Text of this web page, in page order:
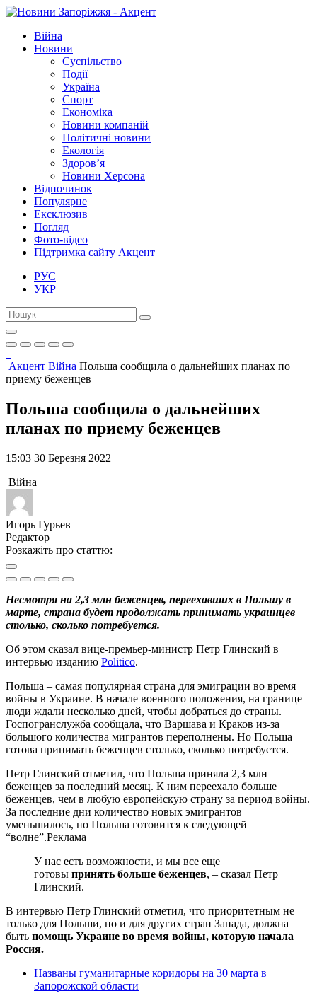
Війна
Новини
Суспільство
Події
Україна
Спорт
Економіка
Новини компаній
Політичні новини
Екологія
Здоров’я
Новини Херсона
Відпочинок
Популярне
Ексклюзив
Погляд
Фото-відео
Підтримка сайту Акцент
РУС
УКР
Акцент Війна Польша сообщила о дальнейших планах по
приему беженцев
Польша сообщила о дальнейших
планах по приему беженцев
15:03 30 Березня 2022
Війна
Игорь Гурьев
Редактор
Розкажіть про статтю:
Несмотря на 2,3 млн беженцев, переехавших в Польшу в
марте, страна будет продолжать принимать украинцев
столько, сколько потребуется.
Об этом сказал вице-премьер-министр Петр Глинский в
интервью изданию Politico.
Польша – самая популярная страна для эмиграции во время
войны в Украине. В начале военного положения, на границе
люди ждали несколько дней, чтобы добраться до страны.
Госпогранслужба сообщала, что Варшава и Краков из-за
большого количества мигрантов переполнены. Но Польша
готова принимать беженцев столько, сколько потребуется.
Петр Глинский отметил, что Польша приняла 2,3 млн
беженцев за последний месяц. К ним переехало больше
беженцев, чем в любую европейскую страну за период войны.
За последние дни количество новых эмигрантов
уменьшилось, но Польша готовится к следующей
“волне”.Реклама
У нас есть возможности, и мы все еще
готовы принять больше беженцев, – сказал Петр
Глинский.
В интервью Петр Глинский отметил, что приоритетным не
только для Польши, но и для других стран Запада, должна
быть помощь Украине во время войны, которую начала
Россия.
Названы гуманитарные коридоры на 30 марта в
Запорожской области